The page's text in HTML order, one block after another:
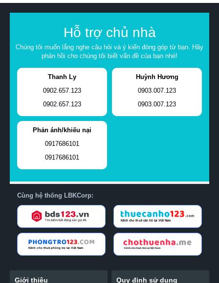
Hỗ trợ chủ nhà
Chúng tôi muốn lắng nghe câu hỏi và ý kiến đóng góp từ bạn. Hãy
phản hồi cho chúng tôi biết vấn đề của bạn nhé!
Thanh Ly
0902.657.123
0902.657.123
Huỳnh Hương
0903.007.123
0903.007.123
Phản ánh/khiếu nại
0917686101
0917686101
Cùng hệ thống LBKCorp:
Giới thiệu Quy định sử dụng